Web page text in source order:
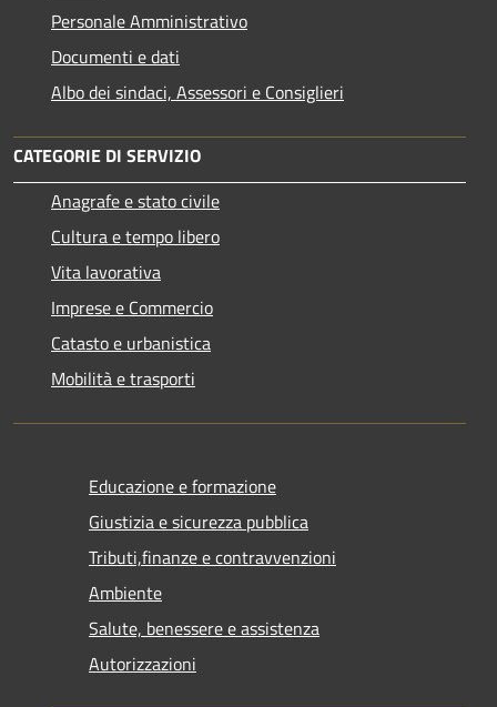
Personale Amministrativo
Documenti e dati
Albo dei sindaci, Assessori e Consiglieri
CATEGORIE DI SERVIZIO
Anagrafe e stato civile
Cultura e tempo libero
Vita lavorativa
Imprese e Commercio
Catasto e urbanistica
Mobilità e trasporti
Educazione e formazione
Giustizia e sicurezza pubblica
Tributi,finanze e contravvenzioni
Ambiente
Salute, benessere e assistenza
Autorizzazioni